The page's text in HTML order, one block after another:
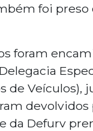
foi preso
foram
de Veículos),
devolvidos
da Defurv